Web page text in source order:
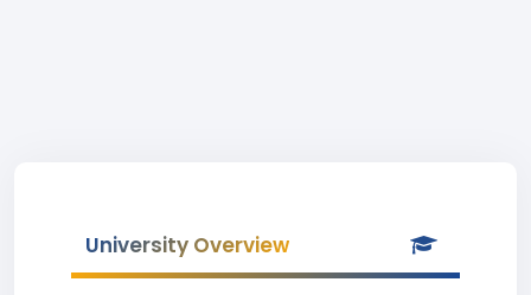
University Overview